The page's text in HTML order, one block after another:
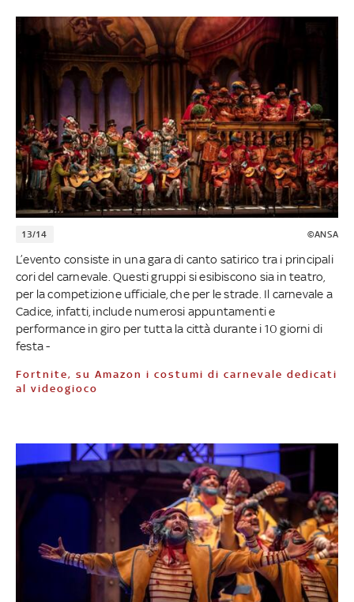
13/14 ©ANSA
L’evento consiste in una gara di canto satirico tra i principali
cori del carnevale. Questi gruppi si esibiscono sia in teatro,
per la competizione ufficiale, che per le strade. Il carnevale a
Cadice, infatti, include numerosi appuntamenti e
performance in giro per tutta la città durante i 10 giorni di
festa -
Fortnite, su Amazon i costumi di carnevale dedicati
al videogioco